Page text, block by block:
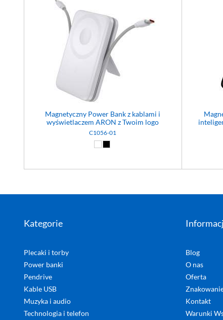
Magnetyczny Power Bank z kablami i
wyświetlaczem ARON z Twoim logo
C1056-01
Biały (01)
Czarny (02)
Kategorie
Plecaki i torby
Power banki
Pendrive
Kable USB
Muzyka i audio
Technologia i telefon
Blog
O nas
Oferta
Kontakt
Warunki